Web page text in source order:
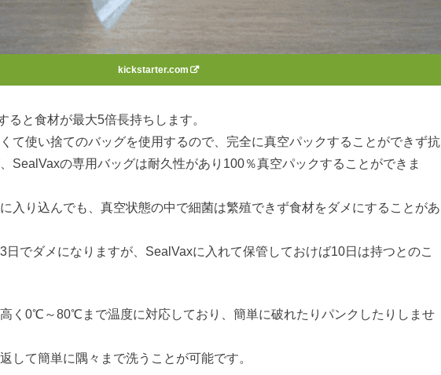
kickstarter.com
ると食材が最大5倍長持ちします。
て使い捨てのバッグを使用するので、完全に真空パックすることができず抗
SealVaxの専用バッグは耐久性があり100％真空パックすることができま
入り込んでも、真空状態の中で細菌は繁殖できず食材をダメにすることがあ
日でダメになりますが、SealVaxに入れて保管しておけば10日は持つとのこ
く0℃～80℃まで温度に対応しており、簡単に破れたりパンクしたりしませ
して簡単に隅々まで洗うことが可能です。